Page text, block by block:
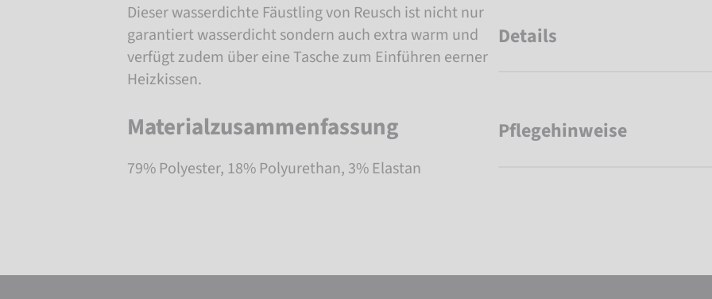
Dieser wasserdichte Fäustling von Reusch ist nicht nur
garantiert wasserdicht sondern auch extra warm und
verfügt zudem über eine Tasche zum Einführen eerner
Heizkissen.
Materialzusammenfassung
79% Polyester, 18% Polyurethan, 3% Elastan
Details
Pflegehinweise